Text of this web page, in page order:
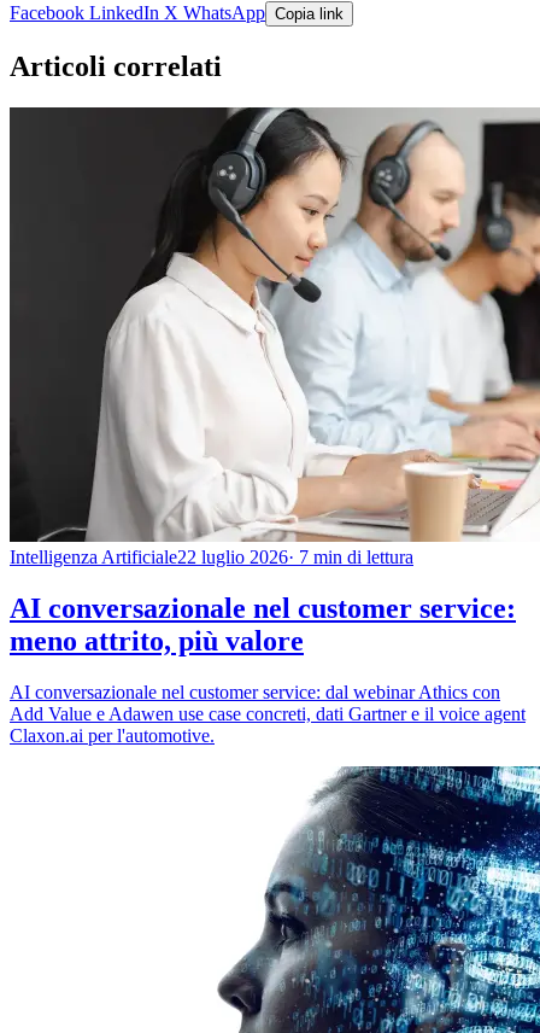
Facebook LinkedIn X WhatsApp Copia link
Articoli correlati
Intelligenza Artificiale22 luglio 2026· 7 min di lettura
AI conversazionale nel customer service:
meno attrito, più valore
AI conversazionale nel customer service: dal webinar Athics con
Add Value e Adawen use case concreti, dati Gartner e il voice agent
Claxon.ai per l'automotive.